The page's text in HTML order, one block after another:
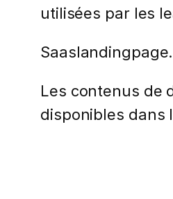
utilisées par les
Les contenus de
disponibles dans